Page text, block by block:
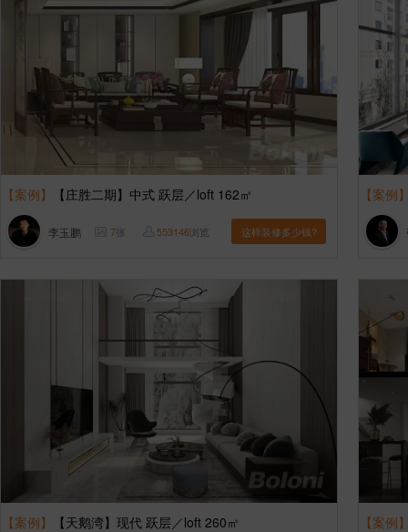
【案例】 【庄胜二期】中式 跃层／loft 162㎡
李玉鹏 7张 553146浏览 这样装修多少钱?
【案例
【案例】 【天鹅湾】现代 跃层／loft 260㎡ 【案例